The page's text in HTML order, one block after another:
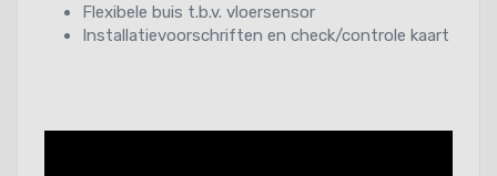
Flexibele buis t.b.v. vloersensor
Installatievoorschriften en check/controle kaart